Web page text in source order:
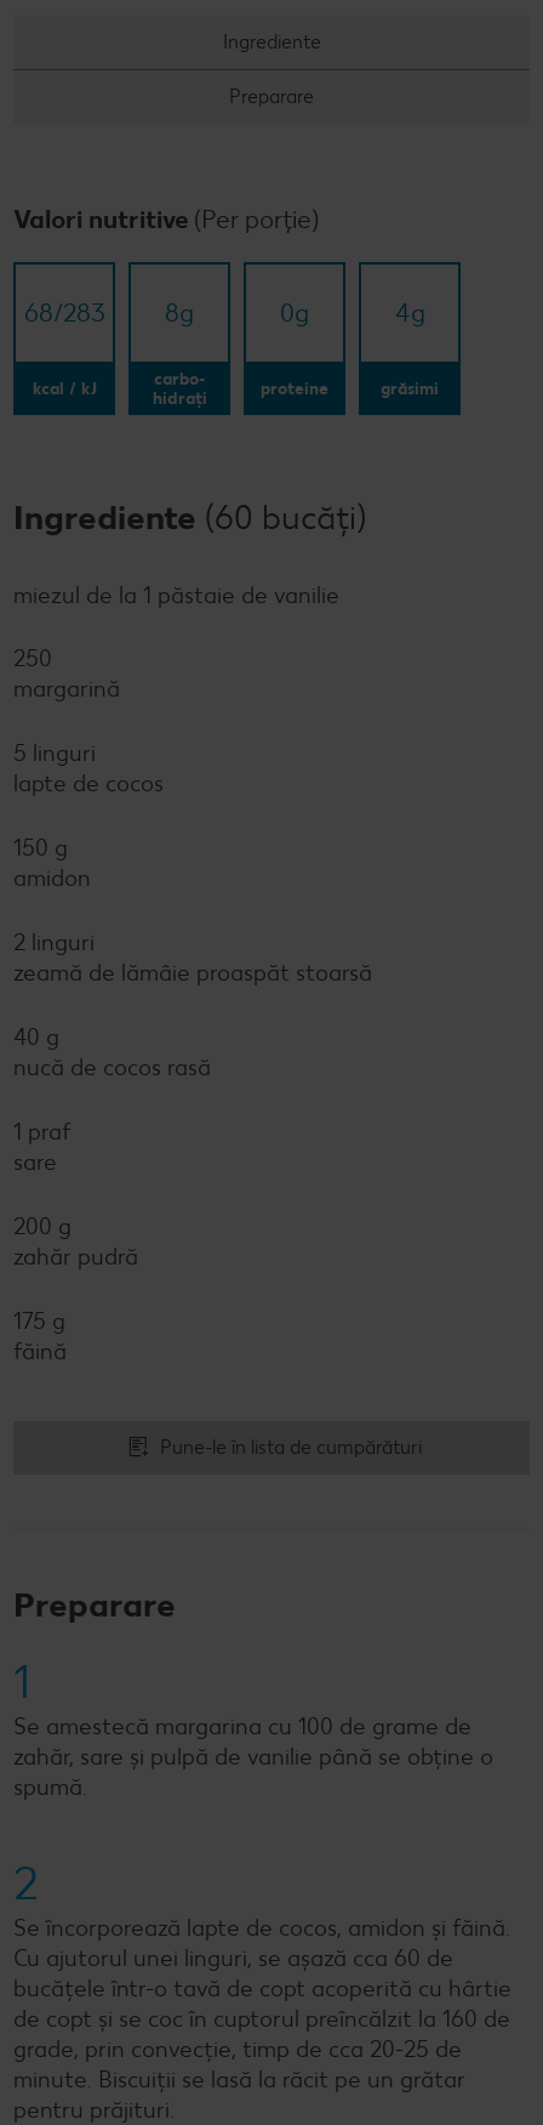
Ingrediente
Preparare
Valori nutritive (Per porție)
68/​283
kcal / kJ
8g
carbo-
hidrați
0g
proteine
4g
grăsimi
Ingrediente (60 bucăți)
miezul de la 1 păstaie de vanilie
250
margarină
5 linguri
lapte de cocos
150 g
amidon
2 linguri
zeamă de lămâie proaspăt stoarsă
40 g
nucă de cocos rasă
1 praf
sare
200 g
zahăr pudră
175 g
făină
Pune-le în lista de cumpărături
Preparare
1
Se amestecă margarina cu 100 de grame de
zahăr, sare și pulpă de vanilie până se obține o
spumă.
2
Se încorporează lapte de cocos, amidon și făină.
Cu ajutorul unei linguri, se așază cca 60 de
bucățele într-o tavă de copt acoperită cu hârtie
de copt și se coc în cuptorul preîncălzit la 160 de
grade, prin convecție, timp de cca 20-25 de
minute. Biscuiții se lasă la răcit pe un grătar
pentru prăjituri.